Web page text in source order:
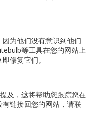
为他们没有意识到他们
等工具在您的网站上
修复它们。
及，这将帮助您跟踪您在
链接回您的网站，请联